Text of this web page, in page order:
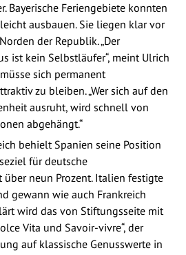
Bayerische Feriengebiete konnten
ausbauen. Sie liegen klar vor
der Republik. „Der
ist kein Selbstläufer“, meint Ulrich
sich permanent
zu bleiben. „Wer sich auf den
ausruht, wird schnell von
abgehängt.“
behielt Spanien seine Position
für deutsche
neun Prozent. Italien festigte
gewann wie auch Frankreich
wird das von Stiftungsseite mit
Vita und Savoir-vivre“, der
auf klassische Genusswerte in